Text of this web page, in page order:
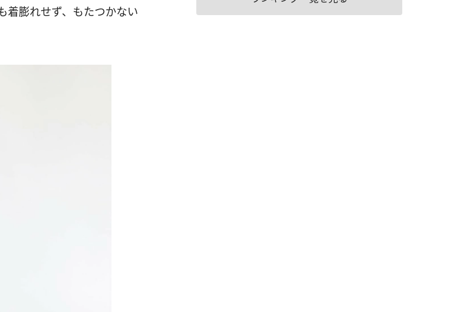
着膨れせず、もたつかない